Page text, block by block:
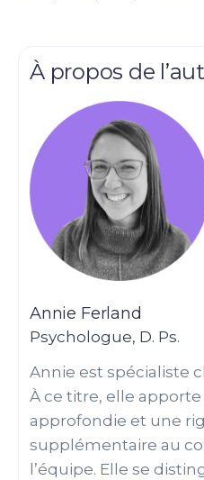
À propos de
Annie Ferland
Psychologue, D. Ps.
Annie est spécialiste
À ce titre, elle
approfondie et une
supplémentaire au
l’équipe. Elle se